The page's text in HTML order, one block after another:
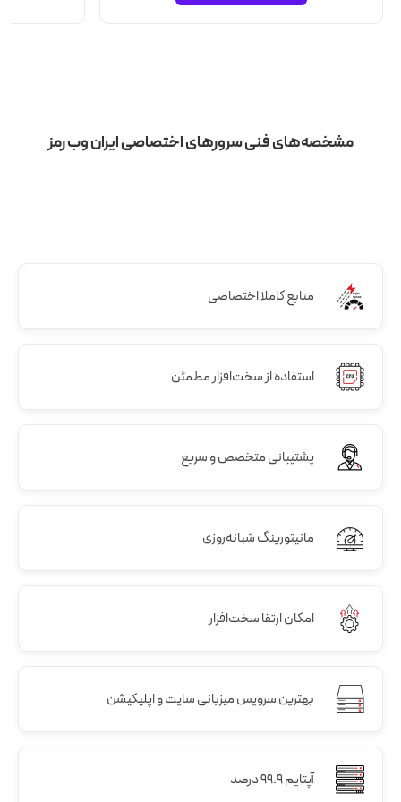
مشخصه‌های فنی سرورهای اختصاصی ایران وب رمز
منابع کاملا اختصاصی
استفاده از سخت‌افزار مطمئن
پشتیبانی متخصص و سریع
مانیتورینگ شبانه‌روزی
امکان ارتقا سخت‌افزار
بهترین سرویس میزبانی سایت و اپلیکیشن
آپتایم 99.9 درصد